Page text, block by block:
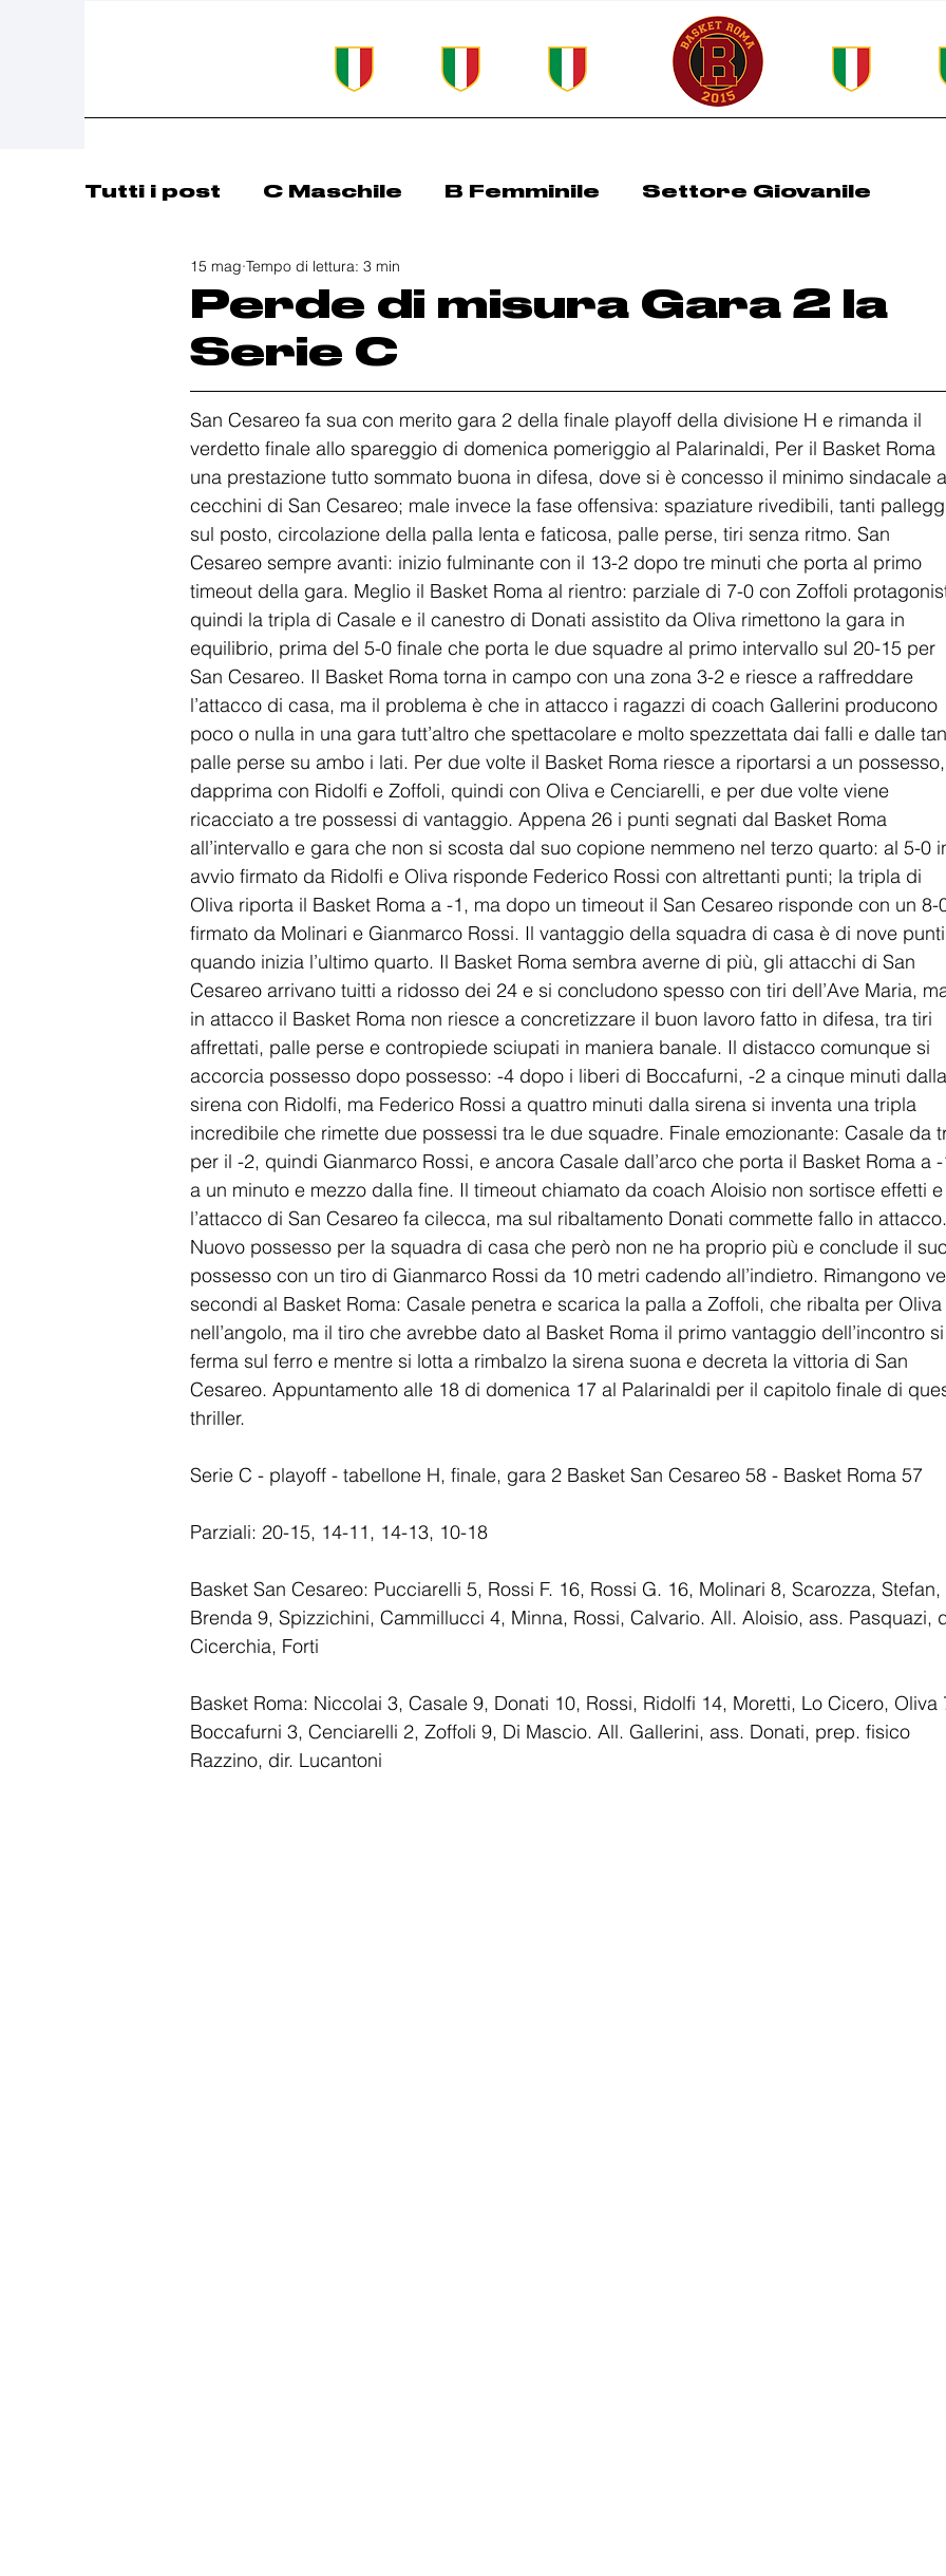
Tutti i post C Maschile B Femminile Settore Giovanile
Comunicazioni Basket Roma Spring Cup
Perde di misura Gara 2 la
Serie C
15 mag Tempo di lettura: 3 min
San Cesareo fa sua con merito gara 2 della finale playoff della divisione H e rimanda il
verdetto finale allo spareggio di domenica pomeriggio al Palarinaldi, Per il Basket Roma
una prestazione tutto sommato buona in difesa, dove si è concesso il minimo sindacale
cecchini di San Cesareo; male invece la fase offensiva: spaziature rivedibili, tanti
sul posto, circolazione della palla lenta e faticosa, palle perse, tiri senza ritmo. San
Cesareo sempre avanti: inizio fulminante con il 13-2 dopo tre minuti che porta al primo
timeout della gara. Meglio il Basket Roma al rientro: parziale di 7-0 con Zoffoli
quindi la tripla di Casale e il canestro di Donati assistito da Oliva rimettono la gara in
equilibrio, prima del 5-0 finale che porta le due squadre al primo intervallo sul 20-15 per
San Cesareo. Il Basket Roma torna in campo con una zona 3-2 e riesce a raffreddare
l’attacco di casa, ma il problema è che in attacco i ragazzi di coach Gallerini producono
poco o nulla in una gara tutt’altro che spettacolare e molto spezzettata dai falli e dalle
palle perse su ambo i lati. Per due volte il Basket Roma riesce a riportarsi a un possesso,
dapprima con Ridolfi e Zoffoli, quindi con Oliva e Cenciarelli, e per due volte viene
ricacciato a tre possessi di vantaggio. Appena 26 i punti segnati dal Basket Roma
all’intervallo e gara che non si scosta dal suo copione nemmeno nel terzo quarto: al 5-0
avvio firmato da Ridolfi e Oliva risponde Federico Rossi con altrettanti punti; la tripla di
Oliva riporta il Basket Roma a -1, ma dopo un timeout il San Cesareo risponde con un 8-
firmato da Molinari e Gianmarco Rossi. Il vantaggio della squadra di casa è di nove punti
quando inizia l’ultimo quarto. Il Basket Roma sembra averne di più, gli attacchi di San
Cesareo arrivano tuitti a ridosso dei 24 e si concludono spesso con tiri dell’Ave Maria,
in attacco il Basket Roma non riesce a concretizzare il buon lavoro fatto in difesa, tra tiri
affrettati, palle perse e contropiede sciupati in maniera banale. Il distacco comunque si
accorcia possesso dopo possesso: -4 dopo i liberi di Boccafurni, -2 a cinque minuti dalla
sirena con Ridolfi, ma Federico Rossi a quattro minuti dalla sirena si inventa una tripla
incredibile che rimette due possessi tra le due squadre. Finale emozionante: Casale da
per il -2, quindi Gianmarco Rossi, e ancora Casale dall’arco che porta il Basket Roma a -
a un minuto e mezzo dalla fine. Il timeout chiamato da coach Aloisio non sortisce effetti e
l’attacco di San Cesareo fa cilecca, ma sul ribaltamento Donati commette fallo in attacco.
Nuovo possesso per la squadra di casa che però non ne ha proprio più e conclude il
possesso con un tiro di Gianmarco Rossi da 10 metri cadendo all’indietro. Rimangono
secondi al Basket Roma: Casale penetra e scarica la palla a Zoffoli, che ribalta per Oliva
nell’angolo, ma il tiro che avrebbe dato al Basket Roma il primo vantaggio dell’incontro si
ferma sul ferro e mentre si lotta a rimbalzo la sirena suona e decreta la vittoria di San
Cesareo. Appuntamento alle 18 di domenica 17 al Palarinaldi per il capitolo finale di
thriller.
Serie C - playoff - tabellone H, finale, gara 2 Basket San Cesareo 58 - Basket Roma 57
Parziali: 20-15, 14-11, 14-13, 10-18
Basket San Cesareo: Pucciarelli 5, Rossi F. 16, Rossi G. 16, Molinari 8, Scarozza, Stefan,
Brenda 9, Spizzichini, Cammillucci 4, Minna, Rossi, Calvario. All. Aloisio, ass. Pasquazi,
Cicerchia, Forti
Basket Roma: Niccolai 3, Casale 9, Donati 10, Rossi, Ridolfi 14, Moretti, Lo Cicero, Oliva
Boccafurni 3, Cenciarelli 2, Zoffoli 9, Di Mascio. All. Gallerini, ass. Donati, prep. fisico
Razzino, dir. Lucantoni